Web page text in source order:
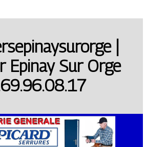
|
Epinay Sur Orge